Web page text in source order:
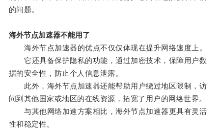
的问题。
海外节点加速器不能用了
海外节点加速器的优点不仅仅体现在提升网络速度上。
它还具备保护隐私的功能，通过加密技术，保障用户数
据的安全性，防止个人信息泄露。
此外，海外节点加速器还能帮助用户绕过地区限制，访
问到其他国家或地区的在线资源，拓宽了用户的网络世界。
与其他网络加速方案相比，海外节点加速器更具有灵活
性和稳定性。